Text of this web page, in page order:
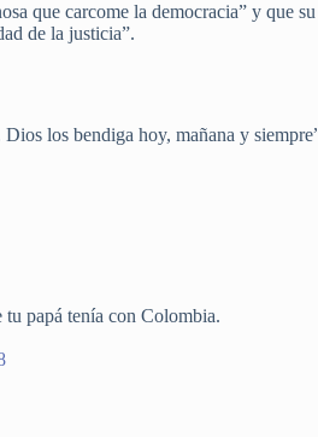
que carcome la democracia” y que
de la justicia”.
los bendiga hoy, mañana y
tu papá tenía con Colombia.